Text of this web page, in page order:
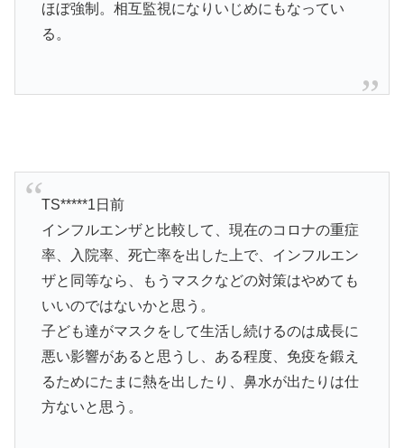
ほぼ強制。相互監視になりいじめにもなってい
る。
TS*****1日前
インフルエンザと比較して、現在のコロナの重症
率、入院率、死亡率を出した上で、インフルエン
ザと同等なら、もうマスクなどの対策はやめても
いいのではないかと思う。
子ども達がマスクをして生活し続けるのは成長に
悪い影響があると思うし、ある程度、免疫を鍛え
るためにたまに熱を出したり、鼻水が出たりは仕
方ないと思う。